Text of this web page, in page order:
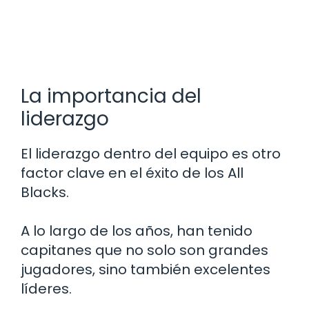
La importancia del
liderazgo
El liderazgo dentro del equipo es otro
factor clave en el éxito de los All
Blacks.
A lo largo de los años, han tenido
capitanes que no solo son grandes
jugadores, sino también excelentes
líderes.